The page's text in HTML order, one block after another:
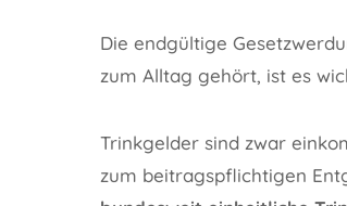
Die endgültige
zum Alltag gehört, ist es
Trinkgelder sind zwar
zum beitragspflichtigen